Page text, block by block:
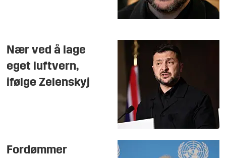
Nær ved å lage
eget luftvern,
ifølge Zelenskyj
Fordømmer